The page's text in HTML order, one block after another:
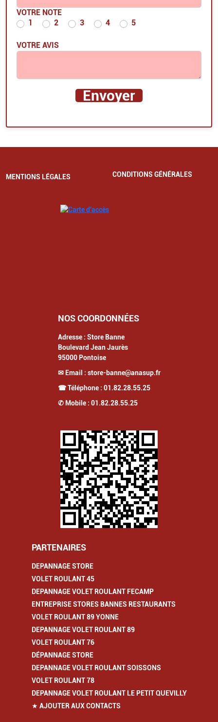
VOTRE NOTE
1
2 3 4 5
VOTRE AVIS
MENTIONS LÉGALES CONDITIONS GÉNÉRALES
NOS COORDONNÉES
Adresse : Store Banne
Boulevard Jean Jaurès
95000 Pontoise
✉ Email : store-banne@anasup.fr
☎ Téléphone : 01.82.28.55.25
✆ Mobile : 01.82.28.55.25
PARTENAIRES
DEPANNAGE STORE
VOLET ROULANT 45
DEPANNAGE VOLET ROULANT FECAMP
ENTREPRISE STORES BANNES RESTAURANTS
VOLET ROULANT 89 YONNE
DEPANNAGE VOLET ROULANT 89
VOLET ROULANT 76
DÉPANNAGE STORE
DEPANNAGE VOLET ROULANT SOISSONS
VOLET ROULANT 78
DEPANNAGE VOLET ROULANT LE PETIT QUEVILLY
★ AJOUTER AUX CONTACTS